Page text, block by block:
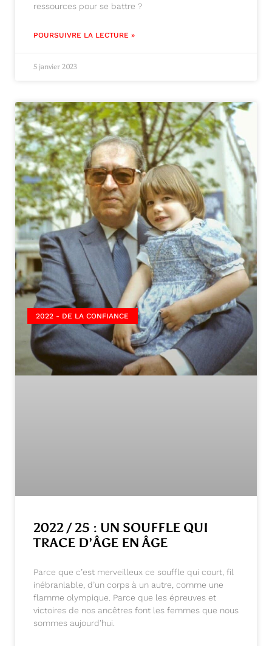
ressources pour se battre ?
POURSUIVRE LA LECTURE »
5 janvier 2023
2022 - DE LA CONFIANCE
2022 / 25 : UN SOUFFLE QUI
TRACE D’ÂGE EN ÂGE
Parce que c’est merveilleux ce souffle qui court, fil
inébranlable, d’un corps à un autre, comme une
flamme olympique. Parce que les épreuves et
victoires de nos ancêtres font les femmes que nous
sommes aujourd’hui.